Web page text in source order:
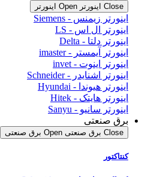
Close اینورتر Open اینورتر
اینورتر زیمنس - Siemens
اینورتر ال اس - LS
اینورتر دلتا - Delta
اینورتر آیمستر - imaster
اینورتر اینوت - invet
اینورتر اشنایدر - Schneider
اینورتر هیوندا - Hyundai
اینورتر هایتک - Hitek
اینورتر سانیو - Sanyu
برق صنعتی
Close برق صنعتی Open برق صنعتی
کنتاکتور